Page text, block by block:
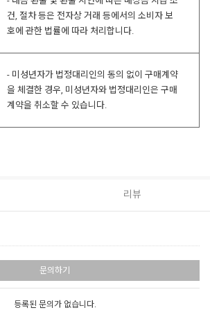
건, 절차 등은 전자상 거래 등에서의 소비자 보
호에 관한 법률에 따라 처리합니다.
- 미성년자가 법정대리인의 동의 없이 구매계약
을 체결한 경우, 미성년자와 법정대리인은 구매
계약을 취소할 수 있습니다.
리뷰
문의하기
등록된 문의가 없습니다.